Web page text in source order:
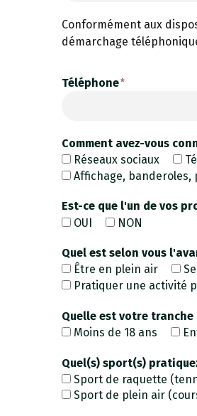
Conformément aux
démarchage
Téléphone
Comment avez-vous
Réseaux sociaux
Affichage, banderoles,
Est-ce que l'un de vos
OUI
NON
Quel est selon vous
Être en plein air
Pratiquer une activité
Quelle est votre tranche
Moins de 18 ans
Quel(s) sport(s)
Sport de raquette
Sport de plein air